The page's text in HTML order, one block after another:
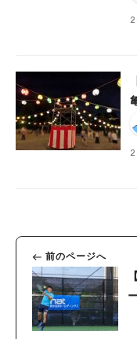
前のページへ
#
#教えたい